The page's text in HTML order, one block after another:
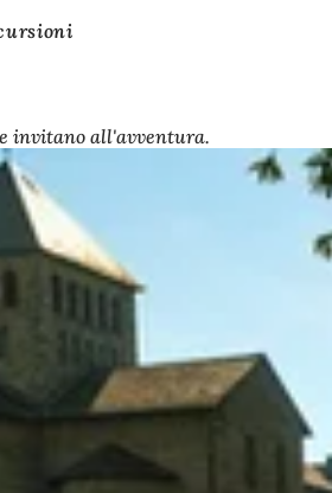
invitano all'avventura.